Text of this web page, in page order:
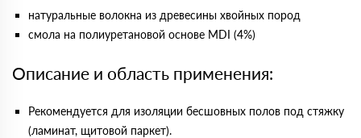
натуральные волокна из древесины хвойных пород
смола на полиуретановой основе MDI (4%)
Описание и область применения:
Рекомендуется для изоляции бесшовных полов под стяжку
(ламинат, щитовой паркет).